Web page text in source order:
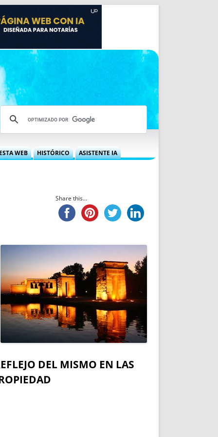
IRPF
WEB
PREMIO NYR
NUEVA ETAPA
AVISO LEGAL
REPORTAR INCIDENCIA
LOGOTIPO
ENTREVISTAS
SONRISA
HISTÓRICO ASISTENTE IA
Share this...
DEL MISMO EN LAS